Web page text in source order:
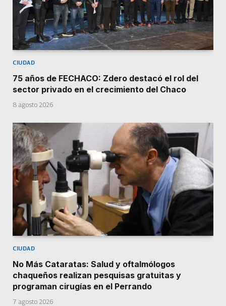
CIUDAD
75 años de FECHACO: Zdero destacó el rol del
sector privado en el crecimiento del Chaco
8 agosto 2026
CIUDAD
No Más Cataratas: Salud y oftalmólogos
chaqueños realizan pesquisas gratuitas y
programan cirugías en el Perrando
7 agosto 2026